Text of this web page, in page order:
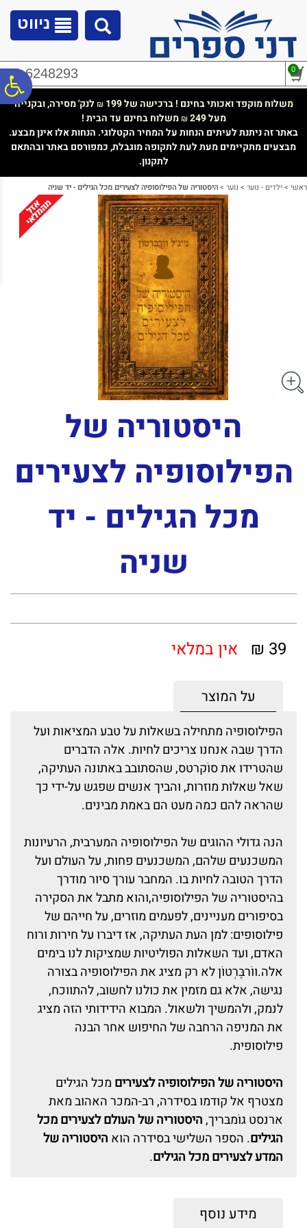
נגישות
ניווט
02-6248293 0
משלוח מוקפד ואכותי בחינם ! ברכישה של 199 ₪ לנק' מסירה, ובקנייה
מעל 249
₪משלוח בחינם עד הבית !
באתר זה ניתנת לעיתים הנחות על המחיר הקטלוגי. הנחות אלו אינן מבצע.
מבצעים מתקיימים מעת לעת לתקופה מוגבלת, כמפורסם באתר ובהתאם
לתקנון.
ראשי >ילדים - נוער > נוער >היסטוריה של הפילוסופיה לצעירים מכל הגילים - יד שניה
היסטוריה של
הפילוסופיה לצעירים
מכל הגילים - יד
שניה
39 ₪ אין במלאי
על המוצר
הפילוסופיה מתחילה בשאלות על טבע המציאות ועל
הדרך שבה אנחנו צריכים לחיות. אלה הדברים
שהטרידו את סוֹקרטס, שהסתובב באתונה העתיקה,
שאל שאלות מוזרות, והביך אנשים שפגש על-ידי כך
שהראה להם כמה מעט הם באמת מבינים.
הנה גדולי ההוגים של הפילוסופיה המערבית, הרעיונות
המשכנעים שלהם, המשכנעים פחות, על העולם ועל
הדרך הטובה לחיות בו. המחבר עורך סיור מודרך
בהיסטוריה של הפילוסופיה,והוא מתבל את הסקירה
בסיפורים מעניינים, לפעמים מוזרים, על חייהם של
פילוסופים: למן העת העתיקה, אז דיברו על חירות ורוח
האדם, ועד השאלות הפוליטיות שמציקות לנו בימים
אלה.ווֹרבֶּרְטוֹן לא רק מציג את הפילוסופיה בצורה
נגישה, אלא גם מזמין את כולנו לחשוב, להתווכח,
לנמק, ולהמשיך ולשאול. המבוא הידידותי הזה מציג
את המניפה הרחבה של החיפוש אחר הבנה
פילוסופית.
היסטוריה של הפילוסופיה לצעירים מכל הגילים
מצטרף אל קודמו בסידרה, רב-המכר האהוב מאת
ארנסט גוֹמבּריך,היסטוריה של העולם לצעירים מכל
הגילים. הספר השלישי בסידרה הוא היסטוריה של
המדע לצעירים מכל הגילים.
מידע נוסף